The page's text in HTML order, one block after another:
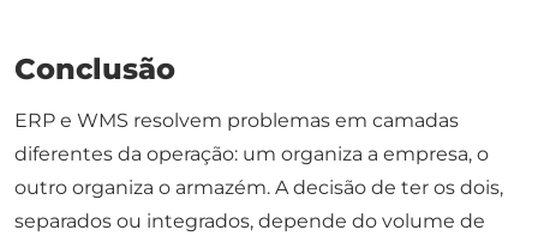
Conclusão
ERP e WMS resolvem problemas em camadas
diferentes da operação: um organiza a empresa, o
outro organiza o armazém. A decisão de ter os dois,
separados ou integrados, depende do volume de